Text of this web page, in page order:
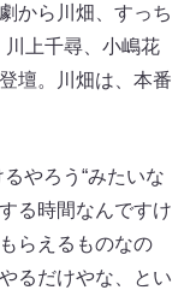
から川畑、すっち
上千尋、小嶋花
壇。川畑は、本番
やろう“みたいな
る時間なんですけ
らえるものなの
るだけやな、とい